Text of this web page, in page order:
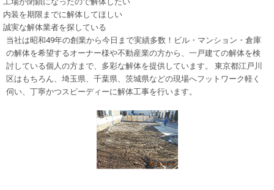
内装を期限までに解体してほしい
誠実な解体業者を探している
当社は昭和49年の創業から今日まで実績多数！ ビル・マンション・倉庫
の解体を希望するオーナー様や不動産業の方から、一戸建ての解体を検
討している個人の方まで、多彩な解体を提供しています。 東京都江戸川
区はもちろん、埼玉県、千葉県、茨城県などの現場へフットワーク軽く
伺い、丁寧かつスピーディーに解体工事を行います。